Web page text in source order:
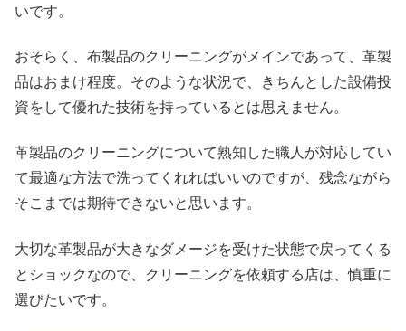
いです。
おそらく、布製品のクリーニングがメインであって、革製
品はおまけ程度。そのような状況で、きちんとした設備投
資をして優れた技術を持っているとは思えません。
革製品のクリーニングについて熟知した職人が対応してい
て最適な方法で洗ってくれればいいのですが、残念ながら
そこまでは期待できないと思います。
大切な革製品が大きなダメージを受けた状態で戻ってくる
とショックなので、クリーニングを依頼する店は、慎重に
選びたいです。